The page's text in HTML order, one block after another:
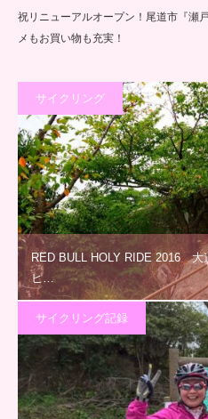
祝リニューアルオープン！尾道市『瀬
メもお買い物も充実！
サイクリング
RED BULL HOLY RIDE 2016 大
ヒ…
サイクリング記録